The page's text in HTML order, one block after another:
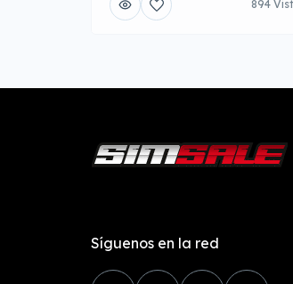
894
Síguenos en la red